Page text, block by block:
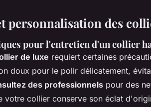
personnalisation des
pour l'entretien d'un collier
de luxe requiert certaines
doux pour le polir délicatement,
des professionnels pour des
votre collier conserve son éclat